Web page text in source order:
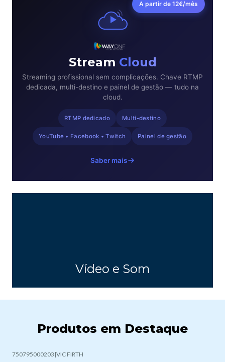
A partir de 12€/mês
Stream Cloud
Streaming profissional sem complicações. Chave RTMP
dedicada, multi-destino e painel de gestão — tudo na
cloud.
RTMP dedicado Multi-destino
YouTube • Facebook • Twitch Painel de gestão
Saber mais
Vídeo e Som
Produtos em Destaque
750795000203 |VIC FIRTH